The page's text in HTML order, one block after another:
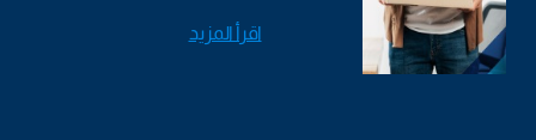
اقرأ المزيد